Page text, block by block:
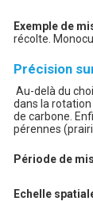
Exemple de
récolte.
Précision
Au-delà du
dans la
de carbone.
pérennes
Période de
Echelle